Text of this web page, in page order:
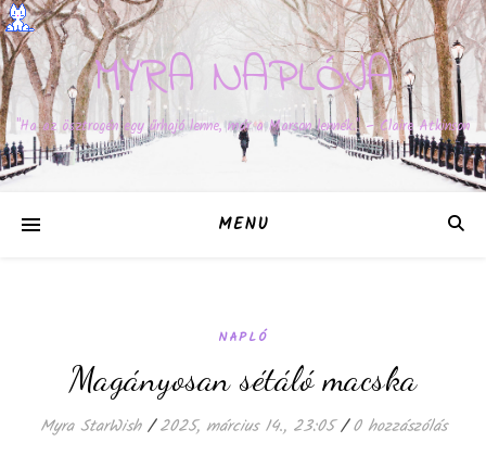
MYRA NAPLÓJA
"Ha az ösztrogén egy űrhajó lenne, már a Marson lennék." – Claire Atkinson
MENU
NAPLÓ
Magányosan sétáló macska
Myra StarWish / 2025, március 14., 23:05 / 0 hozzászólás